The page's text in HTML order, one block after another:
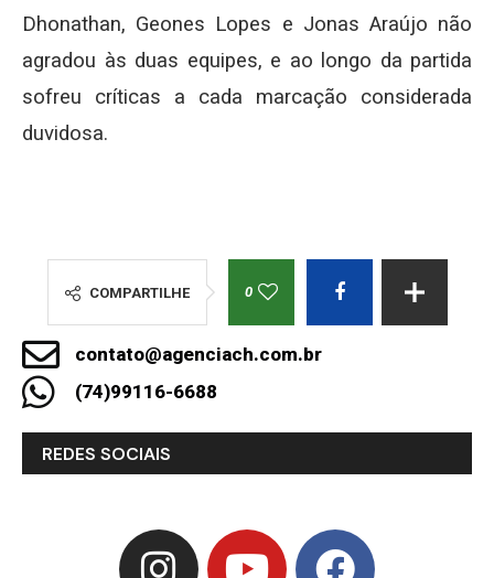
Dhonathan, Geones Lopes e Jonas Araújo não
agradou às duas equipes, e ao longo da partida
sofreu críticas a cada marcação considerada
duvidosa.
COMPARTILHE 0
contato@agenciach.com.br
(74)99116-6688
REDES SOCIAIS